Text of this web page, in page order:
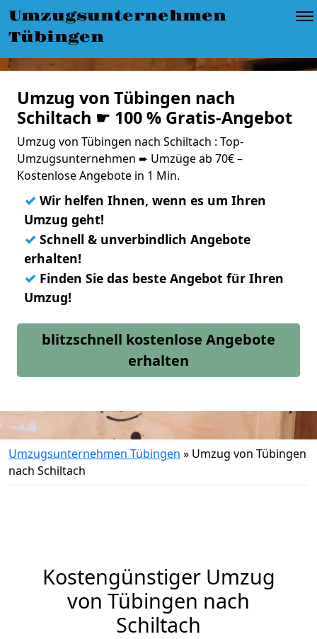
Umzugsunternehmen
Tübingen
Umzug von Tübingen nach
Schiltach ☛ 100 % Gratis-Angebot
Umzug von Tübingen nach Schiltach : Top-
Umzugsunternehmen ➨ Umzüge ab 70€ –
Kostenlose Angebote in 1 Min.
✓ Wir helfen Ihnen, wenn es um Ihren
Umzug geht!
✓ Schnell & unverbindlich Angebote
erhalten!
✓ Finden Sie das beste Angebot für Ihren
Umzug!
blitzschnell kostenlose Angebote
erhalten
Umzugsunternehmen Tübingen » Umzug von Tübingen
nach Schiltach
Kostengünstiger Umzug
von Tübingen nach
Schiltach